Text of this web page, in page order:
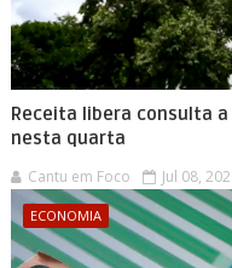
Receita libera consulta
nesta quarta
Cantu em Foco Jul 08,
ECONOMIA